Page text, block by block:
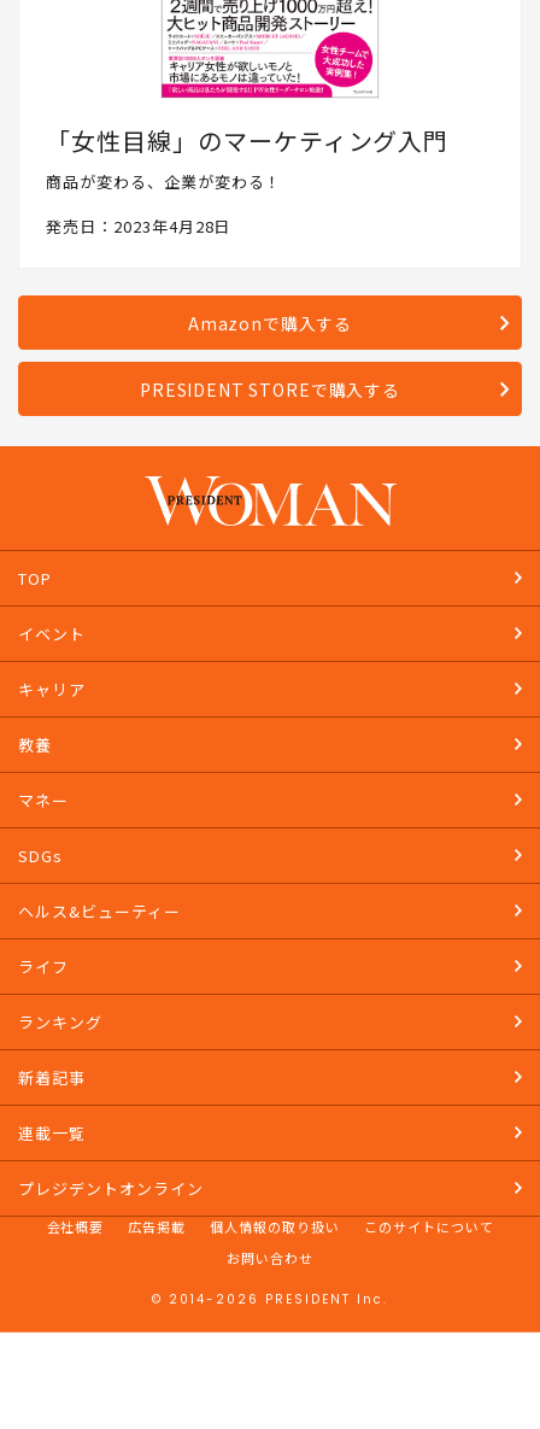
「女性目線」のマーケティング入門
商品が変わる、企業が変わる！
発売日：2023年4月28日
Amazonで購入する
PRESIDENT STOREで購入する
TOP
イベント
キャリア
教養
マネー
SDGs
ヘルス&ビューティー
ライフ
ランキング
新着記事
連載一覧
プレジデントオンライン
会社概要 広告掲載 個人情報の取り扱い
このサイトについて
お問い合わせ
© 2014-2026 PRESIDENT Inc.